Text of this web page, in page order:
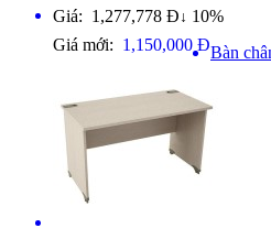
Giá: 1,277,778 Đ ↓ 10%
Giá mới: 1,150,000 ĐBàn